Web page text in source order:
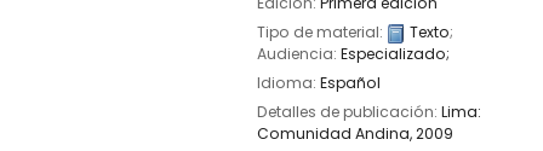
Tipo de material:
Texto;
Audiencia: Especializado;
Idioma: Español
Detalles de publicación: Lima:
Comunidad Andina,2009